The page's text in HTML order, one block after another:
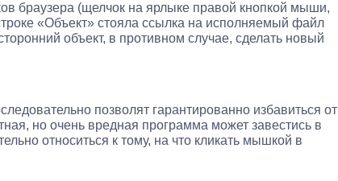
браузера (щелчок на ярлыке правой кнопкой мыши,
«Объект» стояла ссылка на исполняемый файл
объект, в противном случае, сделать новый
позволят гарантированно избавиться от
но очень вредная программа может завестись в
относиться к тому, на что кликать мышкой в